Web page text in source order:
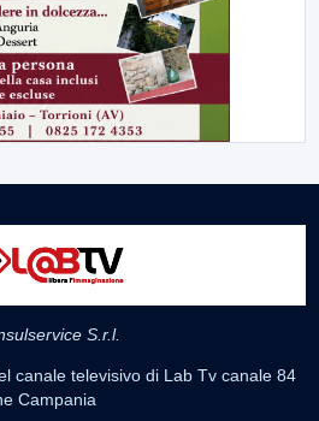
S.r.l.
canale televisivo di Lab Tv canale 84
Campania